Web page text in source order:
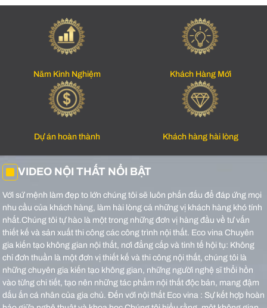
Năm Kinh Nghiệm Khách Hàng Mới
Dự án hoàn thành Khách hàng hài lòng
VIDEO NỘI THẤT NỔI BẬT
Với sứ mệnh làm đẹp to lớn chúng tôi sẽ luôn phấn đấu để đáp ứng mọi
nhu cầu của khách hàng, làm hài lòng cả những vị khách hàng khó tính
nhất.Chúng tôi tự hào là một trong những đơn vị hàng đầu về tư vấn
thiết kế và sản xuất thi công các công trình nội thất. Eco vina Chuyên
gia kiến tạo không gian nội thất, nơi đẳng cấp và tinh tế hội tụ: Không
chỉ đơn thuần là một đơn vị thiết kế và thi công nội thất, chúng tôi là
những chuyên gia kiến tạo không gian, những người nghệ sĩ thổi hồn
vào từng chi tiết, tạo nên những tác phẩm nội thất độc bản, mang đậm
dấu ấn cá nhân của gia chủ. Đến với nội thất Eco vina : Sự kết hợp hoàn